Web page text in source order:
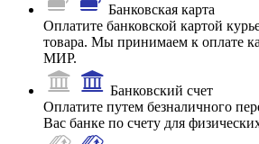
Банковская карта
Оплатите банковской картой
товара. Мы принимаем к оплате
МИР.
Банковский счет
Оплатите путем безналичного
Вас банке по счету для